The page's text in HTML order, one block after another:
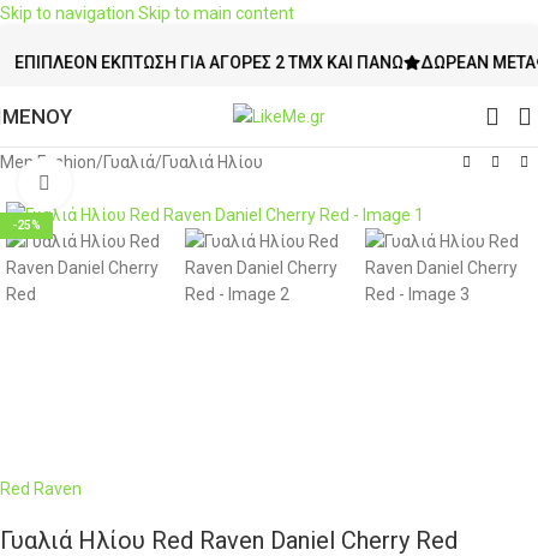
Skip to navigation Skip to main content
ΈΚΠΤΩΣΗ ΓΙΑ ΑΓΟΡΈΣ 2 ΤΜΧ ΚΑΙ ΠΆΝΩ ΔΩΡΕΆΝ
ΜΕΝΟΥ
Men Fashion/Γυαλιά/Γυαλιά Ηλίου
-25%
Red Raven
Γυαλιά Ηλίου Red Raven Daniel Cherry Red